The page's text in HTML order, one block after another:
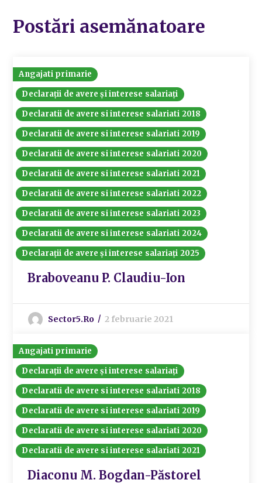
Postări asemănatoare
Angajati primarie
Declarații de avere și interese salariați
Declaratii de avere si interese salariati 2018
Declaratii de avere si interese salariati 2019
Declaratii de avere si interese salariati 2020
Declaratii de avere si interese salariati 2021
Declaratii de avere si interese salariati 2022
Declaratii de avere si interese salariati 2023
Declaratii de avere si interese salariati 2024
Declarații de avere și interese salariați 2025
Braboveanu P. Claudiu-Ion
Sector5.ro 2 februarie 2021
Angajati primarie
Declarații de avere și interese salariați
Declaratii de avere si interese salariati 2018
Declaratii de avere si interese salariati 2019
Declaratii de avere si interese salariati 2020
Declaratii de avere si interese salariati 2021
Diaconu M. Bogdan-Păstorel